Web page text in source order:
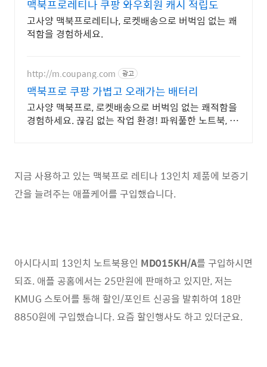
맥북프로레티나 쿠팡 와우회원 캐시 적립도
고사양 맥북프로레티나, 로켓배송으로 버벅임 없는 쾌
적함을 경험하세요.
http://m.coupang.com 광고
맥북프로 쿠팡 가볍고 오래가는 배터리
고사양 맥북프로, 로켓배송으로 버벅임 없는 쾌적함을
경험하세요. 끊김 없는 작업 환경! 파워풀한 노트북, 쿠
지금 사용하고 있는 맥북프로 레티나 13인치 제품에 보증기
간을 늘려주는 애플케어를 구입했습니다.
아시다시피 13인치 노트북용인 MD015KH/A를 구입하시면
되죠. 애플 공홈에서는 25만원에 판매하고 있지만, 저는
KMUG 스토어를 통해 할인/포인트 신공을 발휘하여 18만
8850원에 구입했습니다. 요즘 할인행사도 하고 있더군요.